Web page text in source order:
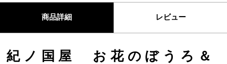
商品詳細 レビュー
紀ノ国屋 お花のぼうろ＆